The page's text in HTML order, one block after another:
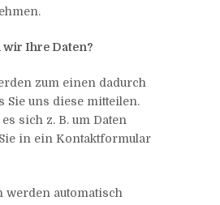
wir Ihre Daten?
zum einen dadurch
Sie uns diese mitteilen.
sich z. B. um Daten
in ein Kontaktformular
werden automatisch